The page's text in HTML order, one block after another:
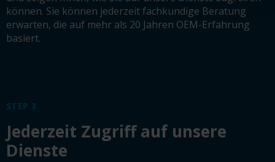
können. Sie können jederzeit fachkundige Beratung
erwarten, die auf mehr als 20 Jahren OEM-Erfahrung
basiert.
STEP 3
Jederzeit Zugriff auf unsere
Dienste